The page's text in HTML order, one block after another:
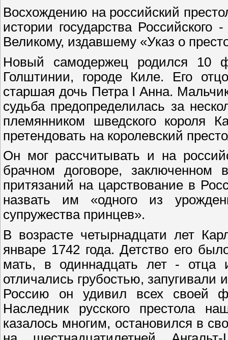
Восхождению на российский
истории государства
Великому, издавшему «Указ о
Новый самодержец родился 10
Голштинии, городе Киле. Его
старшая дочь Петра I Анна.
судьба предопределилась за
племянником шведского короля
претендовать на королевский
Он мог рассчитывать и на
брачном договоре, заключенном
притязаний на царствование в
назвать им «одного из
супружества принцев».
В возрасте четырнадцати лет
январе 1742 года. Детство его
мать, в одиннадцать лет - отца
отличались грубостью,
Россию он удивил всех своей
Наследник русского престола
казалось многим, остановился в